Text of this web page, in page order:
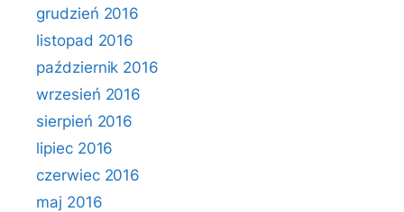
grudzień 2016
listopad 2016
październik 2016
wrzesień 2016
sierpień 2016
lipiec 2016
czerwiec 2016
maj 2016